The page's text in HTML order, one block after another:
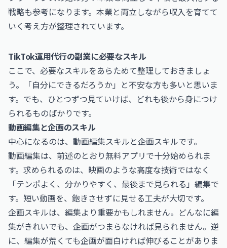
戦略も参考になります。本業と両立しながら収入を育てて
いく考え方が整理されています。
TikTok運用代行の副業に必要なスキル
ここで、必要なスキルをあらためて整理しておきましょ
う。「自分にできるだろうか」と不安な方も多いと思いま
す。でも、ひとつずつ見ていけば、どれも後から身につけ
られるものばかりです。
動画編集と企画のスキル
中心になるのは、動画編集スキルと企画スキルです。
動画編集は、前述のとおり無料アプリで十分始められま
す。求められるのは、映画のような高度な技術ではなく
「テンポよく、分かりやすく、最後まで見られる」編集で
す。短い動画を、飽きさせずに見せる工夫が大切です。
企画スキルは、編集より重要かもしれません。どんなに編
集がきれいでも、企画がつまらなければ見られません。逆
に、編集が荒くても企画が面白ければ伸びることがありま